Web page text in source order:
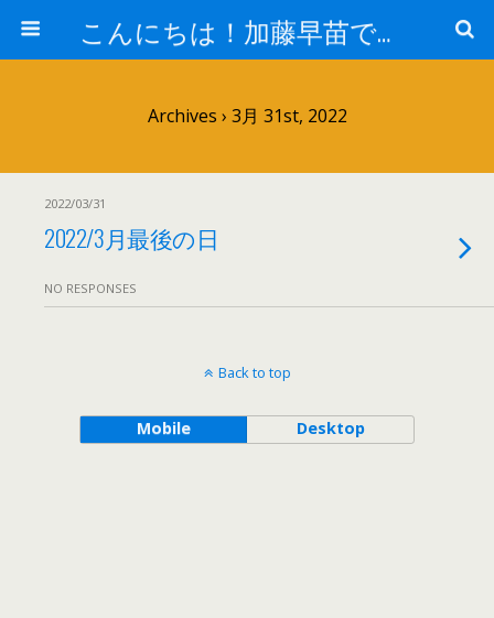
こんにちは！加藤早苗です。
Archives › 3月 31st, 2022
2022/03/31
2022/3月最後の日
NO RESPONSES
Back to top
Mobile Desktop